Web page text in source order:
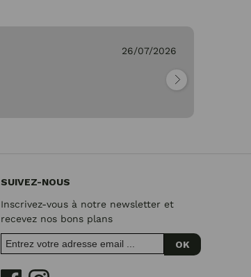
26/07/2026
SUIVEZ-NOUS
Inscrivez-vous à notre newsletter et
recevez nos bons plans
OK